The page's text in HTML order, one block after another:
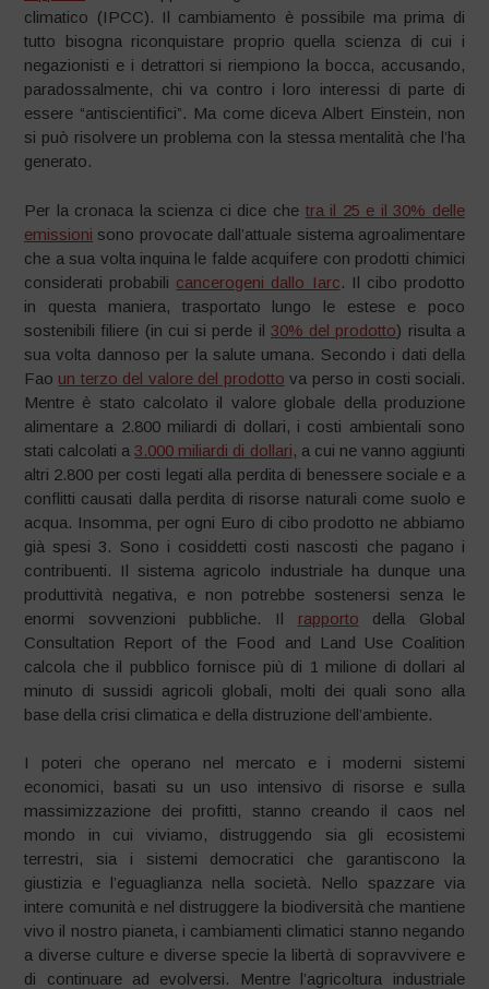
climatico (IPCC). Il cambiamento è possibile ma prima di
tutto bisogna riconquistare proprio quella scienza di cui i
negazionisti e i detrattori si riempiono la bocca, accusando,
paradossalmente, chi va contro i loro interessi di parte di
essere “antiscientifici”. Ma come diceva Albert Einstein, non
si può risolvere un problema con la stessa mentalità che l’ha
generato.
Per la cronaca la scienza ci dice che tra il 25 e il 30% delle
emissioni sono provocate dall’attuale sistema agroalimentare
che a sua volta inquina le falde acquifere con prodotti chimici
considerati probabili cancerogeni dallo Iarc. Il cibo prodotto
in questa maniera, trasportato lungo le estese e poco
sostenibili filiere (in cui si perde il 30% del prodotto) risulta a
sua volta dannoso per la salute umana. Secondo i dati della
Fao un terzo del valore del prodotto va perso in costi sociali.
Mentre è stato calcolato il valore globale della produzione
alimentare a 2.800 miliardi di dollari, i costi ambientali sono
stati calcolati a3.000 miliardi di dollari, a cui ne vanno aggiunti
altri 2.800 per costi legati alla perdita di benessere sociale e a
conflitti causati dalla perdita di risorse naturali come suolo e
acqua. Insomma, per ogni Euro di cibo prodotto ne abbiamo
già spesi 3. Sono i cosiddetti costi nascosti che pagano i
contribuenti. Il sistema agricolo industriale ha dunque una
produttività negativa, e non potrebbe sostenersi senza le
enormi sovvenzioni pubbliche. Il rapporto della Global
Consultation Report of the Food and Land Use Coalition
calcola che il pubblico fornisce più di 1 milione di dollari al
minuto di sussidi agricoli globali, molti dei quali sono alla
base della crisi climatica e della distruzione dell’ambiente.
I poteri che operano nel mercato e i moderni sistemi
economici, basati su un uso intensivo di risorse e sulla
massimizzazione dei profitti, stanno creando il caos nel
mondo in cui viviamo, distruggendo sia gli ecosistemi
terrestri, sia i sistemi democratici che garantiscono la
giustizia e l’eguaglianza nella società. Nello spazzare via
intere comunità e nel distruggere la biodiversità che mantiene
vivo il nostro pianeta, i cambiamenti climatici stanno negando
a diverse culture e diverse specie la libertà di sopravvivere e
di continuare ad evolversi. Mentre l’agricoltura industriale